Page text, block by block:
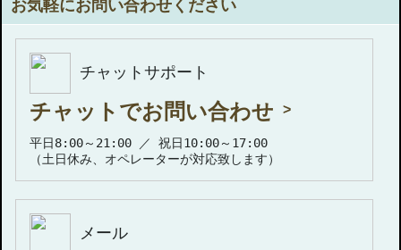
お気軽にお問い合わせください
チャットサポート
チャットでお問い合わせ
平日8:00～21:00 ／ 祝日10:00～17:00
（土日休み、オペレーターが対応致します）
メール